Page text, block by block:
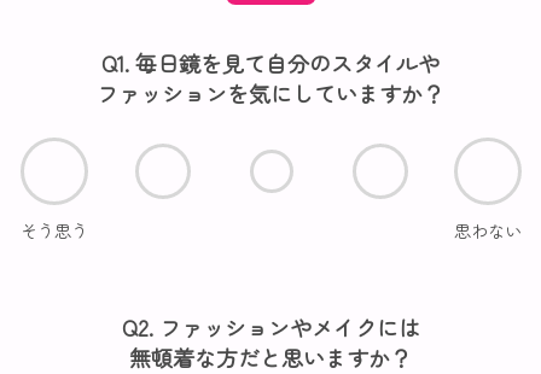
Q1. 毎日鏡を見て自分のスタイルや
ファッションを気にしていますか？
そう思う 思わない
Q2. ファッションやメイクには
無頓着な方だと思いますか？